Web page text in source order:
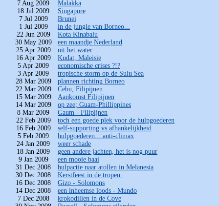
7 Aug 2009
Malakka
18 Jul 2009
Singapore
7 Jul 2009
Brunei
1 Jul 2009
in de jungle van Borneo...
22 Jun 2009
Kota Kinabalu
30 May 2009
een maandje Nederland
25 Apr 2009
uit het water
16 Apr 2009
Kudat, Maleisie
5 Apr 2009
economische crises ?!?
3 Apr 2009
tropische storm op de Sulu Sea
28 Mar 2009
plannen richting Borneo
22 Mar 2009
Cebu, Filipijnen
15 Mar 2009
Aankomst Filipijnen
14 Mar 2009
op zee; Guam-Phillippines
8 Mar 2009
Gaum - Filipijnen
22 Feb 2009
toch een goede plek voor de hulpgoederen
16 Feb 2009
self-supporting vs afhankelijkheid
5 Feb 2009
hulpgoederen... anti-climax
24 Jan 2009
weer schade
18 Jan 2009
geen andere jachten, het is nog puur
9 Jan 2009
een mooie baai
31 Dec 2008
hulpactie naar atollen in Melanesia
30 Dec 2008
Kerstfeest in de tropen.
16 Dec 2008
Gizo - Solomons
14 Dec 2008
een inheemse loods - Mundo
7 Dec 2008
krokodillen in de Cove